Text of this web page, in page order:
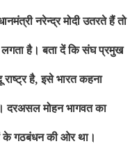
नरेन्द्र मोदी उतरते हैं तो
लगता है। बता दें कि संघ प्रमुख
है, इसे भारत कहना
दरअसल मोहन भागवत का
के गठबंधन की ओर था।